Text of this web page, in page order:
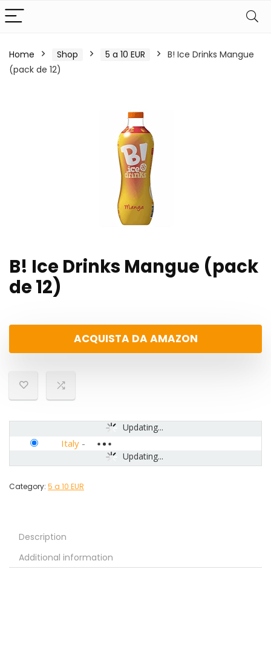
Home Shop 5 a 10 EUR
B! Ice Drinks Mangue
(pack de 12)
B! Ice Drinks Mangue (pack
de 12)
ACQUISTA DA AMAZON
Updating...
Updating...
Italy -
Category: 5 a 10 EUR
Description
Additional information